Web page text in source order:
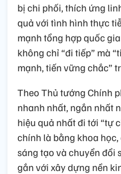
bị chi phối, thích ứng
quả với tình hình thực
mạnh tổng hợp quốc
không chỉ “đi tiếp” mà
mạnh, tiến vững chắc”
Theo Thủ tướng Chính
nhanh nhất, ngắn nhất
hiệu quả nhất đi tới “tự
chính là bằng khoa
sáng tạo và chuyển đổi
gắn với xây dựng nền